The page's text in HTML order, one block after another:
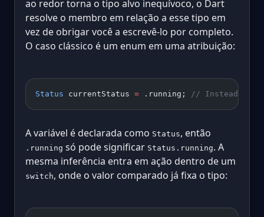
ao redor torna o tipo alvo inequívoco, o Dart
resolve o membro em relação a esse tipo em
vez de obrigar você a escrevê-lo por completo.
O caso clássico é um enum em uma atribuição:
Status currentStatus = .running; // Instead of
A variável é declarada como Status, então
.running só pode significar Status.running. A
mesma inferência entra em ação dentro de um
switch, onde o valor comparado já fixa o tipo: